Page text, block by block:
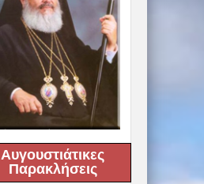
Αυγουστιάτικες
Παρακλήσεις